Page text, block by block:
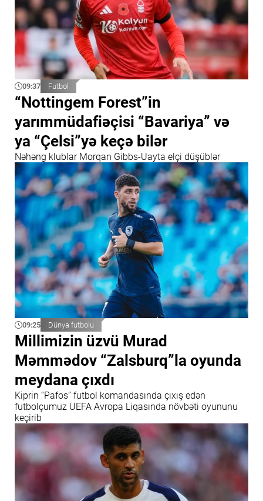
09:37 Futbol
“Nottingem Forest”in
yarımmüdafiəçisi “Bavariya” və
ya “Çelsi”yə keçə bilər
Nəhəng klublar Morqan Gibbs-Uayta elçi düşüblər
09:25 Dünya futbolu
Millimizin üzvü Murad
Məmmədov “Zalsburq”la oyunda
meydana çıxdı
Kiprin “Pafos” futbol komandasında çıxış edən
futbolçumuz UEFA Avropa Liqasında növbəti oyununu
keçirib